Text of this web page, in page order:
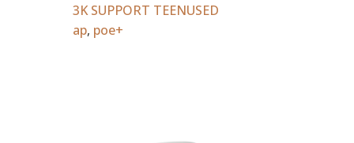
3K SUPPORT TEENUSED
ap, poe+